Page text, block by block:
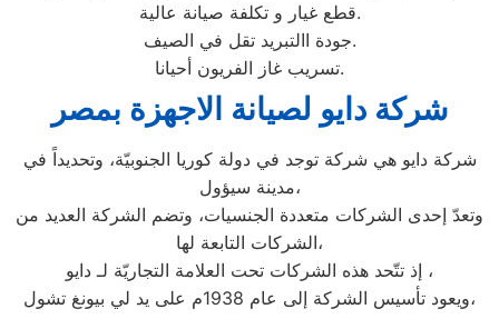
قطع غيار و تكلفة صيانة عالية.
جودة االتبريد تقل في الصيف.
تسريب غاز الفريون أحيانا.
شركة دايو لصيانة الاجهزة بمصر
شركة دايو هي شركة توجد في دولة كوريا الجنوبيّة، وتحديداً في
مدينة سيؤول،
وتعدّ إحدى الشركات متعددة الجنسيات، وتضم الشركة العديد من
الشركات التابعة لها،
إذ تتّحد هذه الشركات تحت العلامة التجاريّة لـ دايو ،
ويعود تأسيس الشركة إلى عام 1938م على يد لي بيونغ تشول،